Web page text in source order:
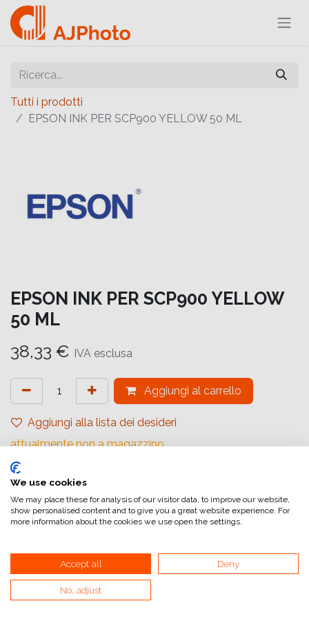
Tutti i prodotti
EPSON INK PER SCP900 YELLOW 50 ML
EPSON INK PER SCP900 YELLOW
50 ML
38,33 € IVA esclusa
Aggiungi al carrello
Aggiungi alla lista dei desideri
attualmente non a magazzino
Riferimento interno:
Collegamenti utili
Home
We use cookies
We may place these for analysis of our visitor data, to improve our website,
show personalised content and to give you a great website experience. For
more information about the cookies we use open the settings.
Accept all Deny
No, adjust